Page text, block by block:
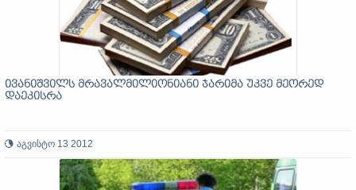
ივანიშვილს მრავალმილიონიანი ჯარიმა უკვე მეორედ
დაეკისრა
აგვისტო 13 2012